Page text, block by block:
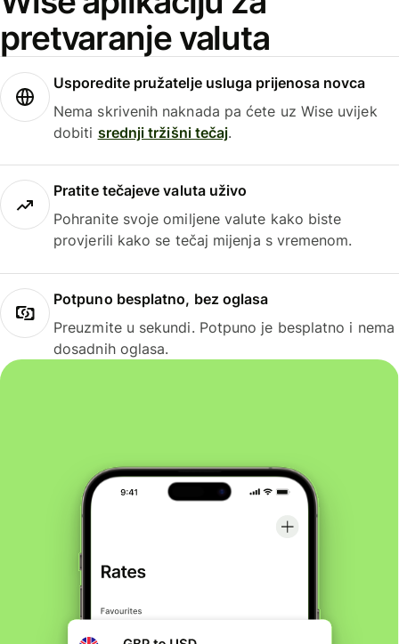
pretvaranje valuta
Usporedite pružatelje usluga prijenosa novca
Nema skrivenih naknada pa ćete uz Wise uvijek
dobiti srednji tržišni tečaj.
Pratite tečajeve valuta uživo
Pohranite svoje omiljene valute kako biste
provjerili kako se tečaj mijenja s vremenom.
Potpuno besplatno, bez oglasa
Preuzmite u sekundi. Potpuno je besplatno i nema
dosadnih oglasa.